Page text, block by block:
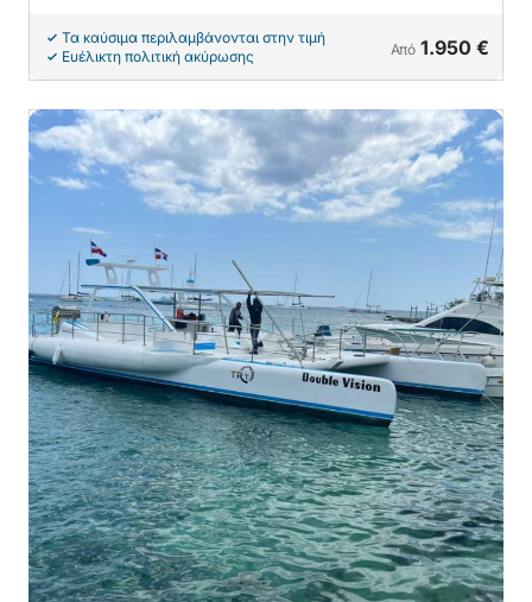
Τα καύσιμα περιλαμβάνονται στην τιμή
Ευέλικτη πολιτική ακύρωσης
Από 1.950 €